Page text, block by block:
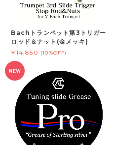
Bachトランペット第3トリガー
ロッド＆ナット(金メッキ)
¥14,850 (10%OFF)